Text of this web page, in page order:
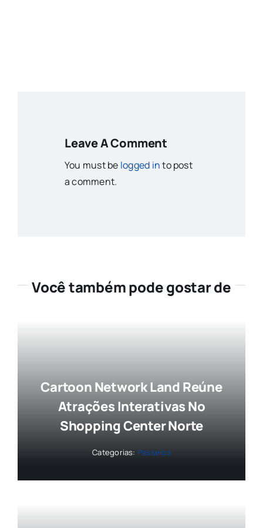
Leave A Comment
You must be logged into post
a comment.
Você também pode gostar de
Cartoon Network Land Reúne
Atrações Interativas No
Shopping Center Norte
Categorias: Passeios